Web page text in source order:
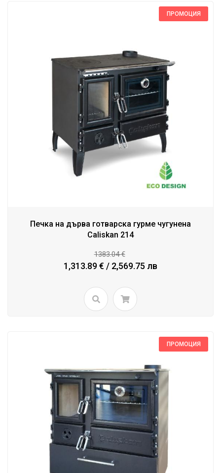
ПРОМОЦИЯ
Печка на дърва готварска гурме чугунена
Caliskan 214
1383.04 €
1,313.89 € / 2,569.75 лв
ПРОМОЦИЯ